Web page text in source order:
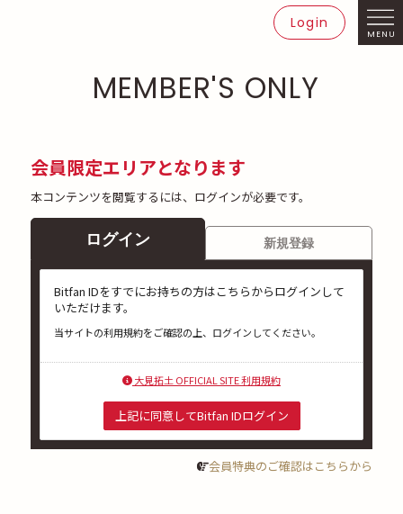
Login
MENU
MEMBER'S ONLY
会員限定エリアとなります
本コンテンツを閲覧するには、ログインが必要です。
ログイン 新規登録
Bitfan IDをすでにお持ちの方はこちらからログインして
いただけます。
当サイトの利用規約をご確認の上、ログインしてください。
大見拓土 OFFICIAL SITE 利用規約
上記に同意してBitfan IDログイン
会員特典のご確認はこちらから